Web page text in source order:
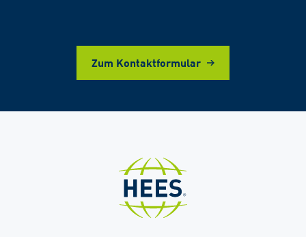
Zum Kontaktformular